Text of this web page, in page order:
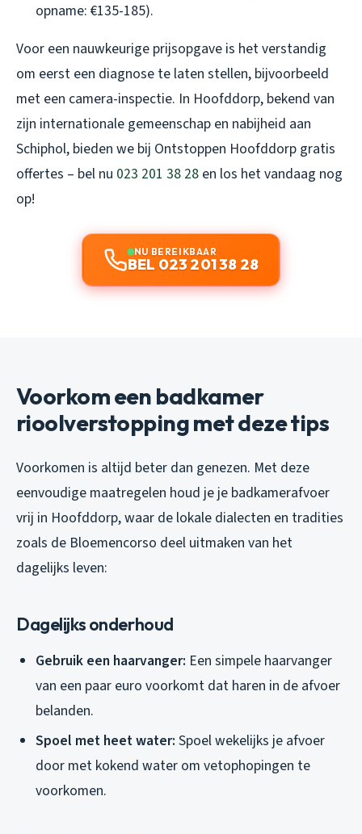
opname: €135-185).
Voor een nauwkeurige prijsopgave is het verstandig
om eerst een diagnose te laten stellen, bijvoorbeeld
met een camera-inspectie. In Hoofddorp, bekend van
zijn internationale gemeenschap en nabijheid aan
Schiphol, bieden we bij Ontstoppen Hoofddorp gratis
offertes – bel nu 023 201 38 28 en los het vandaag nog
op!
NU BEREIKBAAR
BEL 023 201 38 28
Voorkom een badkamer
rioolverstopping met deze tips
Voorkomen is altijd beter dan genezen. Met deze
eenvoudige maatregelen houd je je badkamerafvoer
vrij in Hoofddorp, waar de lokale dialecten en tradities
zoals de Bloemencorso deel uitmaken van het
dagelijks leven:
Dagelijks onderhoud
Gebruik een haarvanger: Een simpele haarvanger
van een paar euro voorkomt dat haren in de afvoer
belanden.
Spoel met heet water: Spoel wekelijks je afvoer
door met kokend water om vetophopingen te
voorkomen.